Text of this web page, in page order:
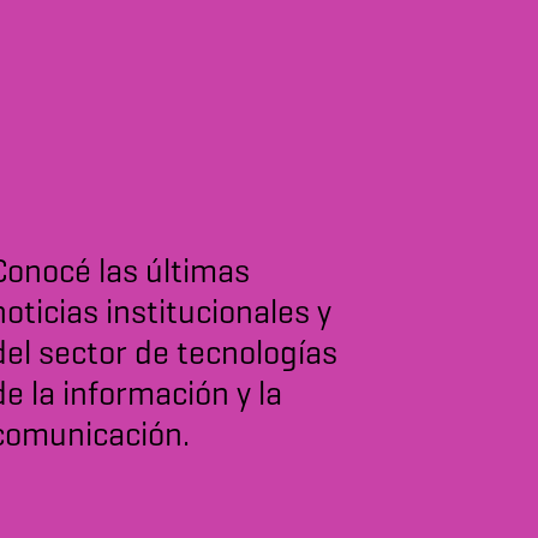
las últimas
institucionales y
sector de tecnologías
la información y la